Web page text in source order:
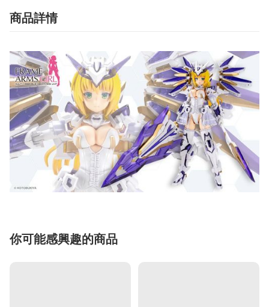
商品詳情
你可能感興趣的商品